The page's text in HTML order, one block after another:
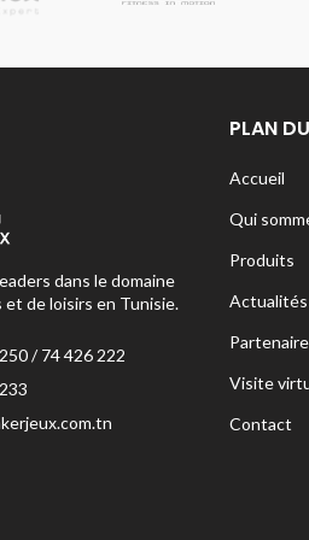
dans le domaine
de loisirs en Tunisie.
/ 74 426 222
PLAN
Accueil
Qui
Produits
Actualités
Visite
Contact